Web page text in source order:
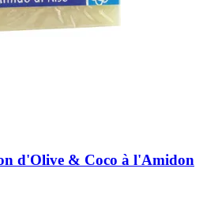
d'Olive & Coco à l'Amidon